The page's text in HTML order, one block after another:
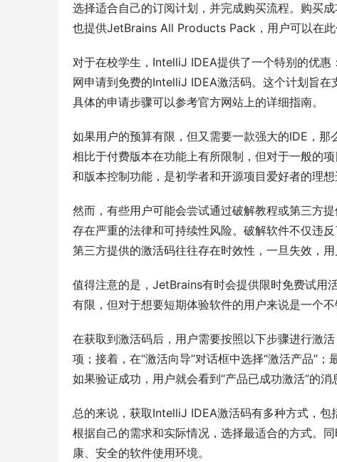
选择适合自己的订阅计划，并完成购买流程。购买
也提供JetBrains All Products Pack，用户可以在此
对于在校学生，IntelliJ IDEA提供了一个特别的优
网申请到免费的IntelliJ IDEA激活码。这个计划旨在
具体的申请步骤可以参考官方网站上的详细指南。
如果用户的预算有限，但又需要一款强大的IDE，
相比于付费版本在功能上有所限制，但对于一般的
和版本控制功能，是初学者和开源项目爱好者的理想
然而，有些用户可能会尝试通过破解教程或第三方
存在严重的法律和可持续性风险。破解软件不仅违
第三方提供的激活码往往存在时效性，一旦失效，
值得注意的是，JetBrains有时会提供限时免费试用
有限，但对于想要短期体验软件的用户来说是一个不
在获取到激活码后，用户需要按照以下步骤进行激
项；接着，在“激活向导”对话框中选择“激活产品”
如果验证成功，用户就会看到“产品已成功激活”的消
总的来说，获取IntelliJ IDEA激活码有多种方式，
根据自己的需求和实际情况，选择最适合的方式。
康、安全的软件使用环境。